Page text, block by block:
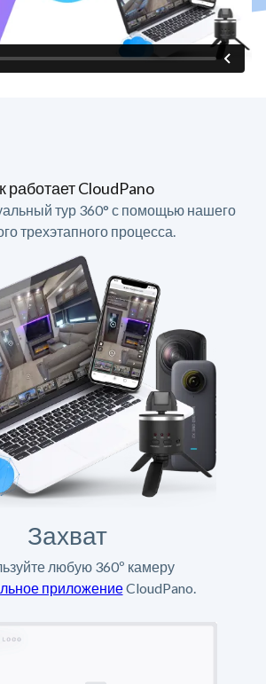
работает CloudPano
тур 360° с помощью нашего
трехэтапного процесса.
Захват
любую 360º камеру
приложениеCloudPano.